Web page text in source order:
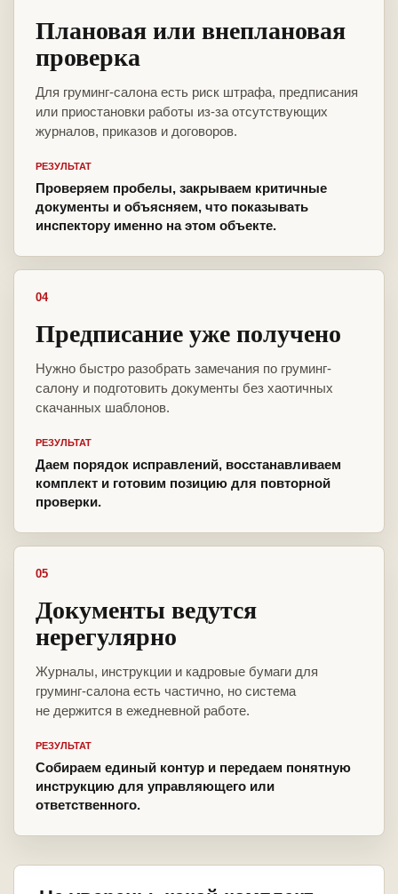
Плановая или внеплановая
проверка
Для груминг-салона есть риск штрафа, предписания
или приостановки работы из-за отсутствующих
журналов, приказов и договоров.
РЕЗУЛЬТАТ
Проверяем пробелы, закрываем критичные
документы и объясняем, что показывать
инспектору именно на этом объекте.
04
Предписание уже получено
Нужно быстро разобрать замечания по груминг-
салону и подготовить документы без хаотичных
скачанных шаблонов.
РЕЗУЛЬТАТ
Даем порядок исправлений, восстанавливаем
комплект и готовим позицию для повторной
проверки.
05
Документы ведутся
нерегулярно
Журналы, инструкции и кадровые бумаги для
груминг-салона есть частично, но система
не держится в ежедневной работе.
РЕЗУЛЬТАТ
Собираем единый контур и передаем понятную
инструкцию для управляющего или
ответственного.